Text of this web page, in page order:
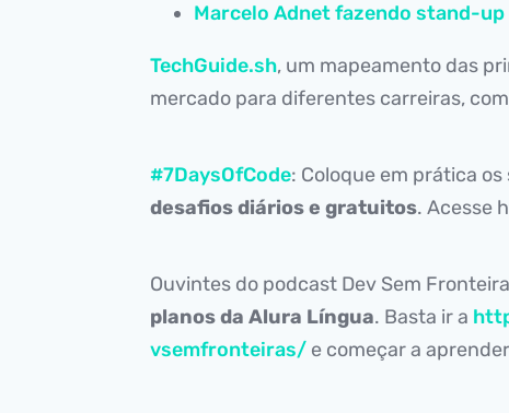
Marcelo Adnet fazendo stand-
TechGuide.sh, um mapeamento das
mercado para diferentes carreiras,
#7DaysOfCode: Coloque em prática
desafios diários e gratuitos. Acesse
Ouvintes do podcast Dev Sem
planos da Alura Língua. Basta ir a
vsemfronteiras/ e começar a